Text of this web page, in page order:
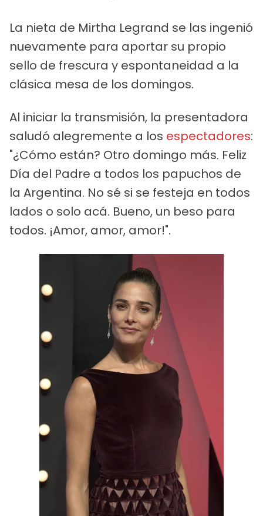
La nieta de Mirtha Legrand se las ingenió
nuevamente para aportar su propio
sello de frescura y espontaneidad a la
clásica mesa de los domingos.
Al iniciar la transmisión, la presentadora
saludó alegremente a los espectadores:
"¿Cómo están? Otro domingo más. Feliz
Día del Padre a todos los papuchos de
la Argentina. No sé si se festeja en todos
lados o solo acá. Bueno, un beso para
todos. ¡Amor, amor, amor!".